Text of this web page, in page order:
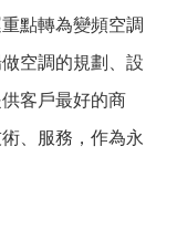
點轉為變頻空調
空調的規劃、設
客戶最好的商
、服務，作為永